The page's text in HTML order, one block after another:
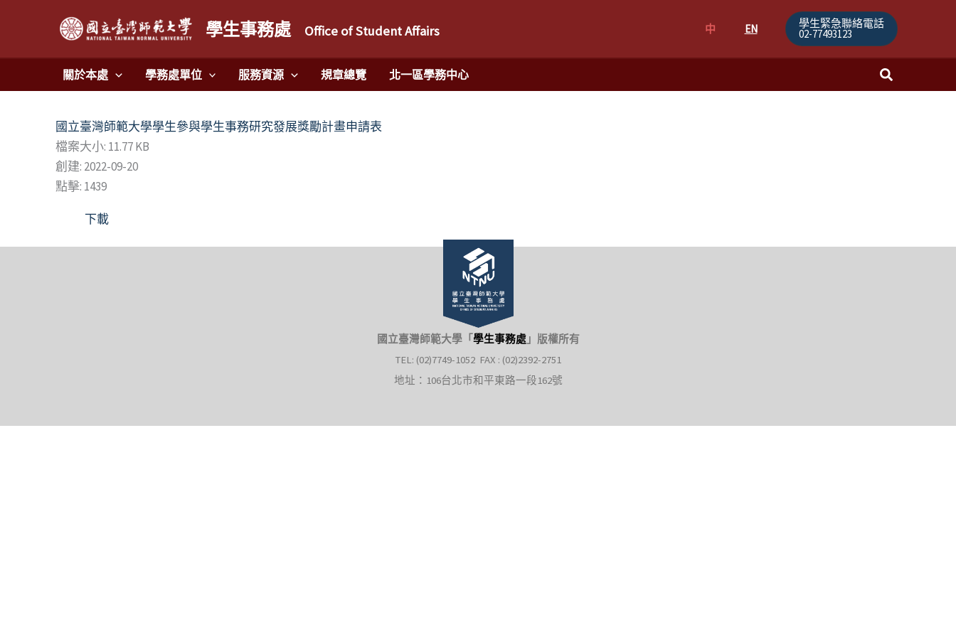
內
學生事務處 Office of Student Affairs 中 EN 學生緊急聯絡電話
02-77493123
關於本處 學務處單位 服務資源 規章總覽 北一區學務中心
搜
尋
國立臺灣師範大學學生參與學生事務研究發展獎勵計畫申請表
檔案大小: 11.77 KB
創建: 2022-09-20
點擊: 1439
下載
國立臺灣師範大學「 學生事務處」 版權所有
TEL: (02)7749-1052 FAX : (02)2392-2751
地址：106台北市和平東路一段162號